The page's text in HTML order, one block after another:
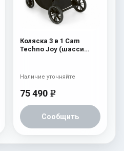
Коляска 3 в 1 Cam
Techno Joy (шасси
75 490 e
Сообщить
Наличие уточняйте